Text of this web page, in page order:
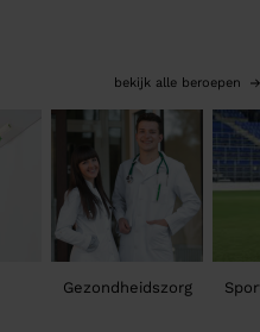
bekijk alle beroepen
Gezondheidszorg